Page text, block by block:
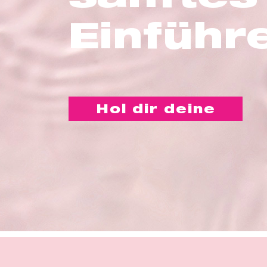
Hol dir deine